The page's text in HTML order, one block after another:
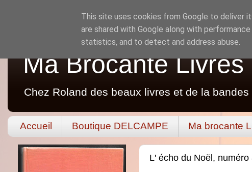
Ma Brocante Livres
Chez Roland des beaux livres et de la
Accueil Boutique DELCAMPE Ma brocante
L' écho du Noël, numéro
This site uses cookies from Google to deliver
are shared with Google along with
statistics, and to detect and address abuse.